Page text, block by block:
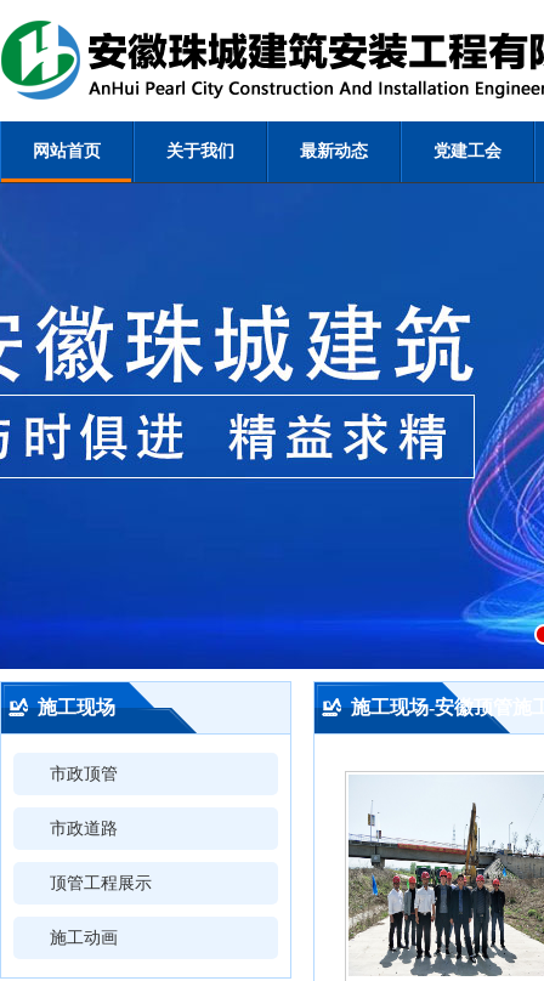
网站首页 关于我们 最新动态 党建工会
施工现场
市政顶管
市政道路
顶管工程展示
施工动画
施工现场-安徽顶管施